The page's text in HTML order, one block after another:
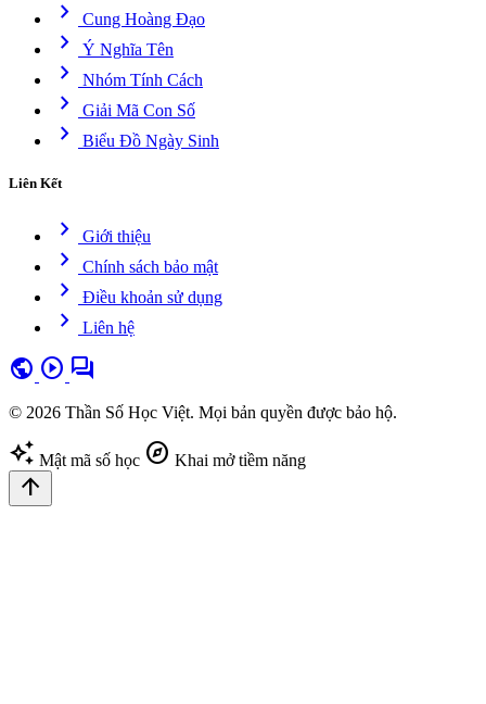
chevron_right Cung Hoàng Đạo
chevron_right Ý Nghĩa Tên
chevron_right Nhóm Tính Cách
chevron_right Giải Mã Con Số
chevron_right Biểu Đồ Ngày Sinh
Liên Kết
chevron_right Giới thiệu
chevron_right Chính sách bảo mật
chevron_right Điều khoản sử dụng
chevron_right Liên hệ
public play_circle forum
© 2026 Thần Số Học Việt. Mọi bản quyền được bảo hộ.
auto_awesome Mật mã số học explore Khai mở tiềm năng
arrow_upward